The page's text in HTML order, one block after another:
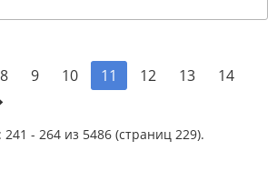
8 9 10 11 12 13
14
241 - 264 из 5486 (страниц 229).